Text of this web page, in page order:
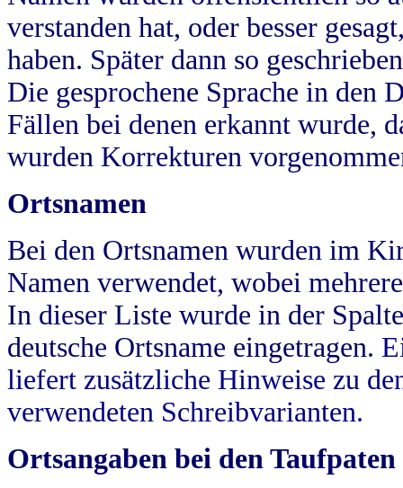
verstanden hat, oder besser
haben. Später dann so
Die gesprochene Sprache in
Fällen bei denen erkannt wurde,
wurden Korrekturen
Ortsnamen
Bei den Ortsnamen wurden im
Namen verwendet, wobei
In dieser Liste wurde in der
deutsche Ortsname eingetragen.
liefert zusätzliche Hinweise zu
verwendeten Schreibvarianten.
Ortsangaben bei den Taufpaten